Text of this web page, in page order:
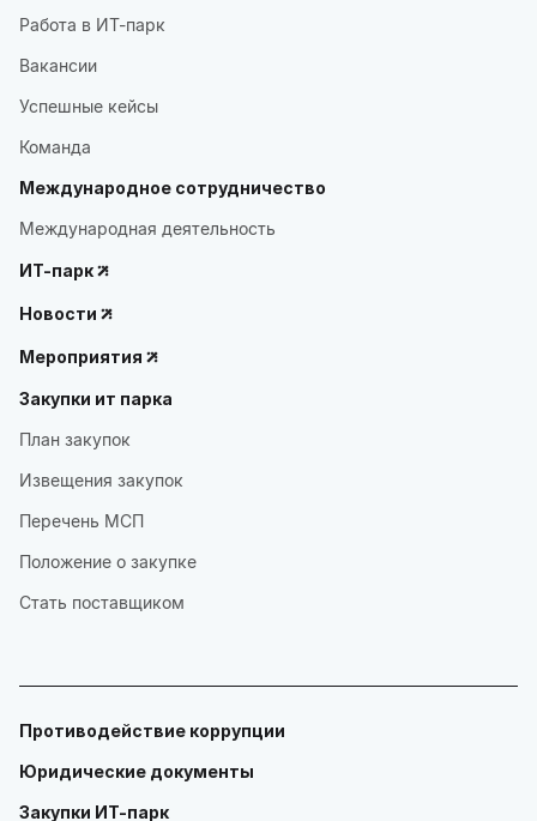
Работа в ИТ-парк
Вакансии
Успешные кейсы
Команда
Международное сотрудничество
Международная деятельность
ИТ-парк
Новости
Мероприятия
Закупки ит парка
План закупок
Извещения закупок
Перечень МСП
Положение о закупке
Стать поставщиком
Противодействие коррупции
Юридические документы
Закупки ИТ-парк